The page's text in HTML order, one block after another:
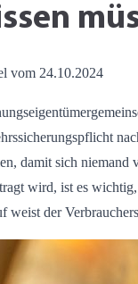
vom 24.10.2024
damit sich niemand
wird, ist es
weist der